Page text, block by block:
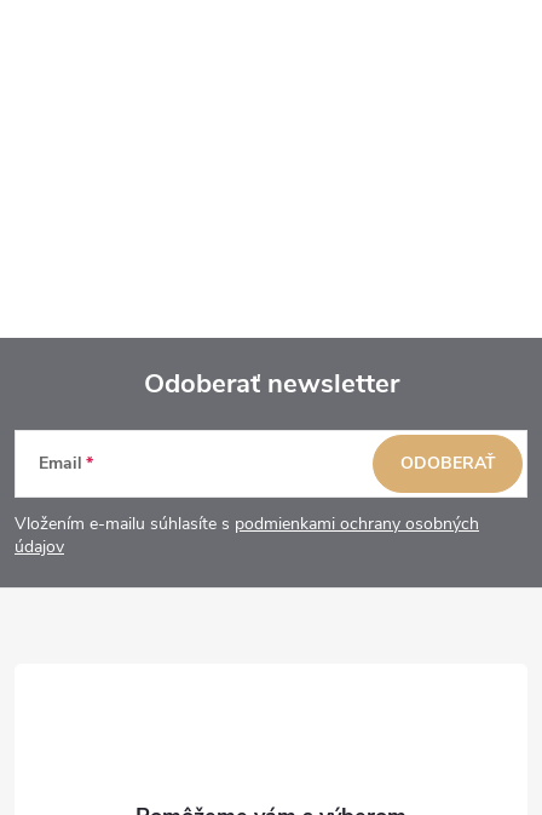
Z
á
p
Odoberať newsletter
Email
Vložením e-mailu súhlasíte s podmienkami ochrany osobných
údajov
ODOBERAŤ